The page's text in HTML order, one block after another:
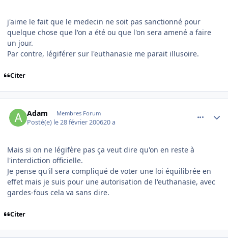
j'aime le fait que le medecin ne soit pas sanctionné pour
quelque chose que l'on a été ou que l'on sera amené a faire
un jour.
Par contre, légiférer sur l'euthanasie me parait illusoire.
Citer
Adam Membres Forum
Posté(e) le 28 février 200620 a
Mais si on ne légifère pas ça veut dire qu'on en reste à
l'interdiction officielle.
Je pense qu'il sera compliqué de voter une loi équilibrée en
effet mais je suis pour une autorisation de l'euthanasie, avec
gardes-fous cela va sans dire.
Citer